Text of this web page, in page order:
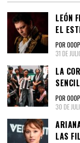
LEÓN
EL
POR
31 DE
LA
POR
30 DE
LAS